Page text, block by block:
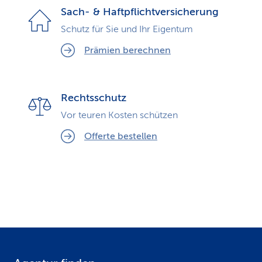
Sach- & Haftpflicht­ver­sicherung
Schutz für Sie und Ihr Eigentum
Prämien berechnen
Rechts­schutz
Vor teuren Kosten schützen
Offerte bestellen